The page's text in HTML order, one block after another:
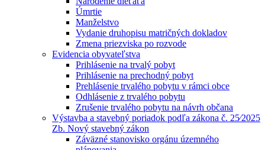
Úmrtie
Manželstvo
Vydanie druhopisu matričných dokladov
Zmena priezviska po rozvode
Evidencia obyvateľstva
Prihlásenie na trvalý pobyt
Prihlásenie na prechodný pobyt
Prehlásenie trvalého pobytu v rámci obce
Odhlásenie z trvalého pobytu
Zrušenie trvalého pobytu na návrh občana
Výstavba a stavebný poriadok podľa zákona č. 25⁄2025
Zb. Nový stavebný zákon
Záväzné stanovisko orgánu územného